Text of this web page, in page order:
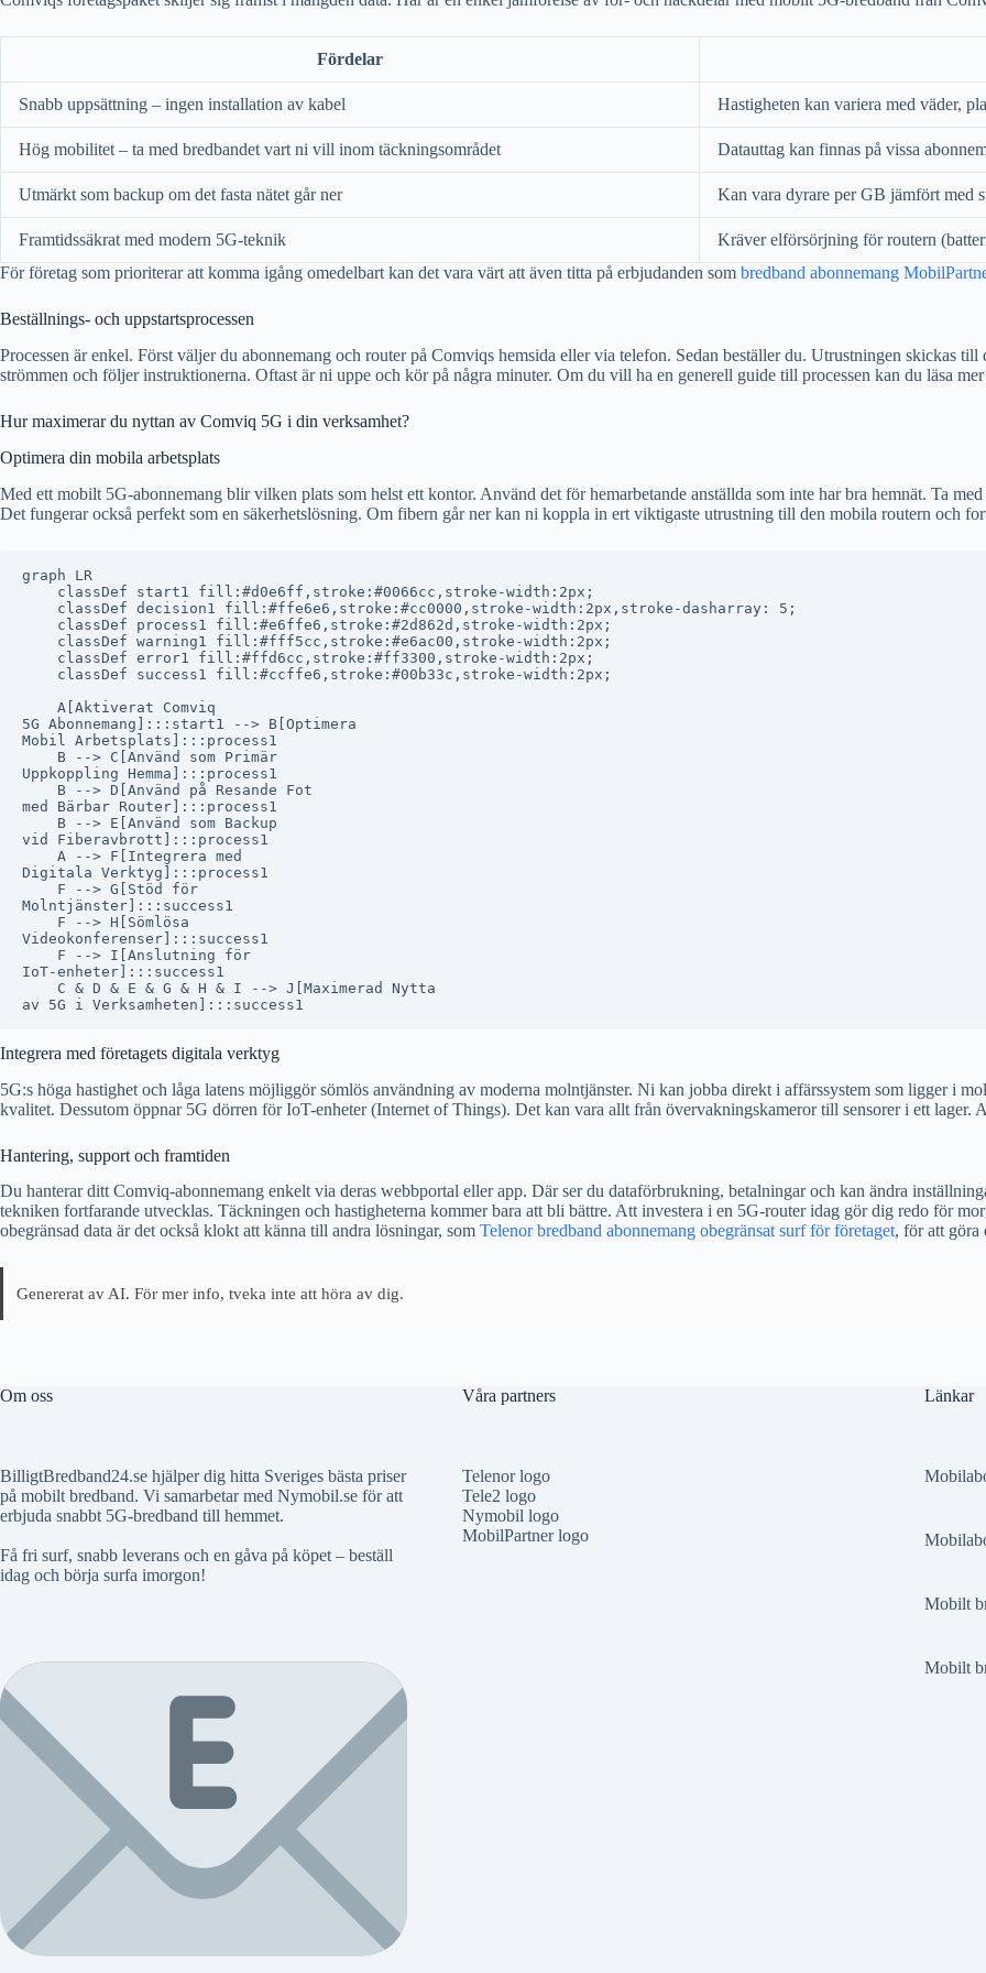
Fördelar
Snabb uppsättning – ingen installation av kabel Hastigheten kan variera med väder,
Hög mobilitet – ta med bredbandet vart ni vill inom täckningsområdet Datauttag kan finnas på vissa
Utmärkt som backup om det fasta nätet går ner Kan vara dyrare per GB jämfört med
Framtidssäkrat med modern 5G-teknik
Kräver elförsörjning för routern
För företag som prioriterar att komma igång omedelbart kan det vara värt att även titta på erbjudanden som bredband abonnemang
Beställnings- och uppstartsprocessen
Processen är enkel. Först väljer du abonnemang och router på Comviqs hemsida eller via telefon. Sedan beställer du. Utrustningen skickas
strömmen och följer instruktionerna. Oftast är ni uppe och kör på några minuter. Om du vill ha en generell guide till processen kan du läsa
Hur maximerar du nyttan av Comviq 5G i din verksamhet?
Optimera din mobila arbetsplats
Med ett mobilt 5G-abonnemang blir vilken plats som helst ett kontor. Använd det för hemarbetande anställda som inte har bra hemnät. Ta
Det fungerar också perfekt som en säkerhetslösning. Om fibern går ner kan ni koppla in ert viktigaste utrustning till den mobila routern och
graph LR
    classDef start1 fill:#d0e6ff,stroke:#0066cc,stroke-width:2px;
    classDef decision1 fill:#ffe6e6,stroke:#cc0000,stroke-width:2px,stroke-dasharray: 5;
    classDef process1 fill:#e6ffe6,stroke:#2d862d,stroke-width:2px;
    classDef warning1 fill:#fff5cc,stroke:#e6ac00,stroke-width:2px;
    classDef error1 fill:#ffd6cc,stroke:#ff3300,stroke-width:2px;
    classDef success1 fill:#ccffe6,stroke:#00b33c,stroke-width:2px;
    A[Aktiverat Comviq
5G Abonnemang]:::start1 --> B[Optimera
Mobil Arbetsplats]:::process1
    B --> C[Använd som Primär
Uppkoppling Hemma]:::process1
    B --> D[Använd på Resande Fot
med Bärbar Router]:::process1
    B --> E[Använd som Backup
vid Fiberavbrott]:::process1
    A --> F[Integrera med
Digitala Verktyg]:::process1
    F --> G[Stöd för
Molntjänster]:::success1
    F --> H[Sömlösa
Videokonferenser]:::success1
    F --> I[Anslutning för
IoT-enheter]:::success1
    C & D & E & G & H & I --> J[Maximerad Nytta
Integrera med företagets digitala verktyg
5G:s höga hastighet och låga latens möjliggör sömlös användning av moderna molntjänster. Ni kan jobba direkt i affärssystem som ligger i
kvalitet. Dessutom öppnar 5G dörren för IoT-enheter (Internet of Things). Det kan vara allt från övervakningskameror till sensorer i ett
Hantering, support och framtiden
Du hanterar ditt Comviq-abonnemang enkelt via deras webbportal eller app. Där ser du dataförbrukning, betalningar och kan ändra
tekniken fortfarande utvecklas. Täckningen och hastigheterna kommer bara att bli bättre. Att investera i en 5G-router idag gör dig redo för
obegränsad data är det också klokt att känna till andra lösningar, som Telenor bredband abonnemang obegränsat surf för företaget, för att göra
Genererat av AI. För mer info, tveka inte att höra av dig.
Om oss
BilligtBredband24.se hjälper dig hitta Sveriges bästa priser
på mobilt bredband. Vi samarbetar med Nymobil.se för att
erbjuda snabbt 5G-bredband till hemmet.
Få fri surf, snabb leverans och en gåva på köpet – beställ
idag och börja surfa imorgon!
Våra partners
Telenor logo
Tele2 logo
Nymobil logo
MobilPartner logo
Länkar
Mobilt
Mobilt